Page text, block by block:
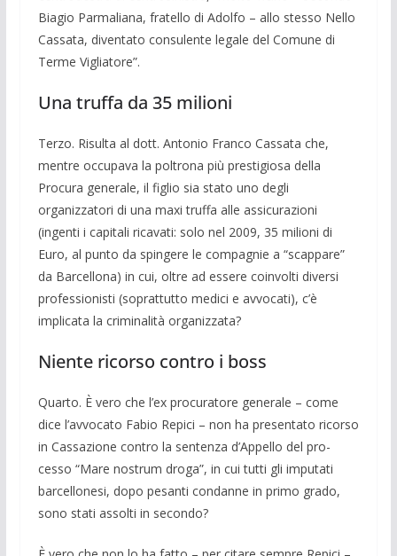
Biagio Parmaliana, fratello di Adolfo – allo stesso Nello
Cassata, di­ventato consulente legale del Comune di
Ter­me Vigliatore”.
Una truffa da 35 milioni
Terzo. Risulta al dott. Antonio Franco Cassata che,
mentre occupava la poltrona più prestigiosa della
Procura generale, il figlio sia stato uno degli
organizzatori di una maxi truffa alle assicurazioni
(ingenti i capitali ricavati: solo nel 2009, 35 milio­ni di
Euro, al punto da spingere le compa­gnie a “scappare”
da Barcellona) in cui, oltre ad essere coinvolti diversi
professio­nisti (soprattutto medici e avvocati), c’è
implicata la criminalità organizzata?
Niente ricorso contro i boss
Quarto. È vero che l’ex procuratore ge­nerale – come
dice l’avvocato Fabio Repi­ci – non ha presentato ricorso
in Cassazio­ne contro la sentenza d’Appello del pro­
cesso “Mare nostrum droga”, in cui tutti gli imputati
barcellonesi, dopo pesanti condanne in primo grado,
sono stati assol­ti in secondo?